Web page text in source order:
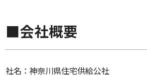
■会社概要
社名 ： 神奈川県住宅供給公社